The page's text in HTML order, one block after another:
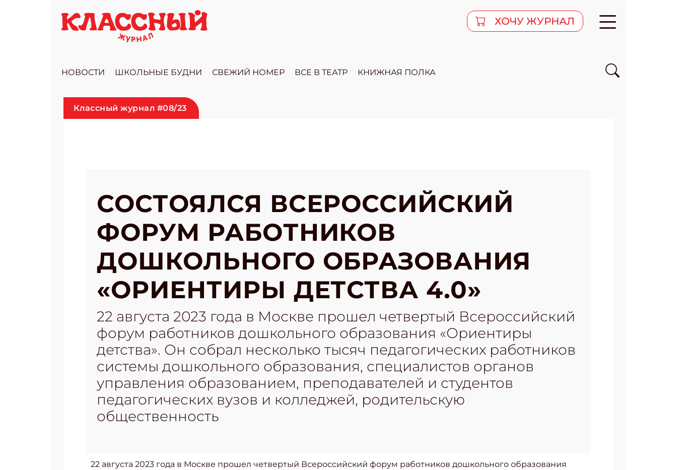
ХОЧУ ЖУРНАЛ
НОВОСТИ ШКОЛЬНЫЕ БУДНИ СВЕЖИЙ НОМЕР ВСЕ В ТЕАТР КНИЖНАЯ ПОЛКА
Классный журнал #08/23
СОСТОЯЛСЯ ВСЕРОССИЙСКИЙ
ФОРУМ РАБОТНИКОВ
ДОШКОЛЬНОГО ОБРАЗОВАНИЯ
«ОРИЕНТИРЫ ДЕТСТВА 4.0»
22 августа 2023 года в Москве прошел четвертый Всероссийский
форум работников дошкольного образования «Ориентиры
детства». Он собрал несколько тысяч педагогических работников
системы дошкольного образования, специалистов органов
управления образованием, преподавателей и студентов
педагогических вузов и колледжей, родительскую
общественность
22 августа 2023 года в Москве прошел четвертый Всероссийский форум работников дошкольного образования